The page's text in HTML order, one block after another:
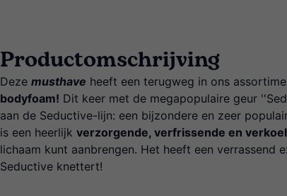
Productomschrijving
Deze musthave heeft een terugweg in ons
bodyfoam! Dit keer met de megapopulaire geur
aan de Seductive-lijn: een bijzondere en zeer
is een heerlijk verzorgende, verfrissende en
lichaam kunt aanbrengen. Het heeft een verrassend
Seductive knettert!